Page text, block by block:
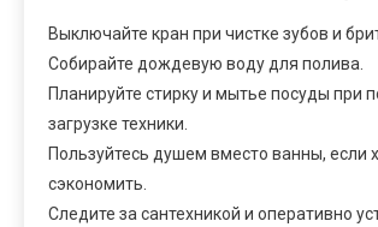
Выключайте кран при чистке зубов и
Собирайте дождевую воду для полива.
Планируйте стирку и мытье посуды при
загрузке техники.
Пользуйтесь душем вместо ванны, если
сэкономить.
Следите за сантехникой и оперативно